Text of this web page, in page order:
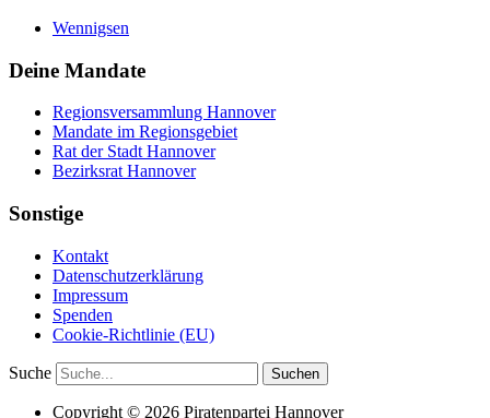
Wennigsen
Deine Mandate
Regionsversammlung Hannover
Mandate im Regionsgebiet
Rat der Stadt Hannover
Bezirksrat Hannover
Sonstige
Kontakt
Datenschutzerklärung
Impressum
Spenden
Cookie-Richtlinie (EU)
Suche
Copyright © 2026 Piratenpartei Hannover